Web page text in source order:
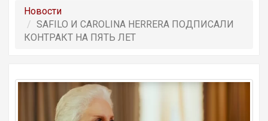
Новости
SAFILO И CAROLINA HERRERA ПОДПИСАЛИ
КОНТРАКТ НА ПЯТЬ ЛЕТ